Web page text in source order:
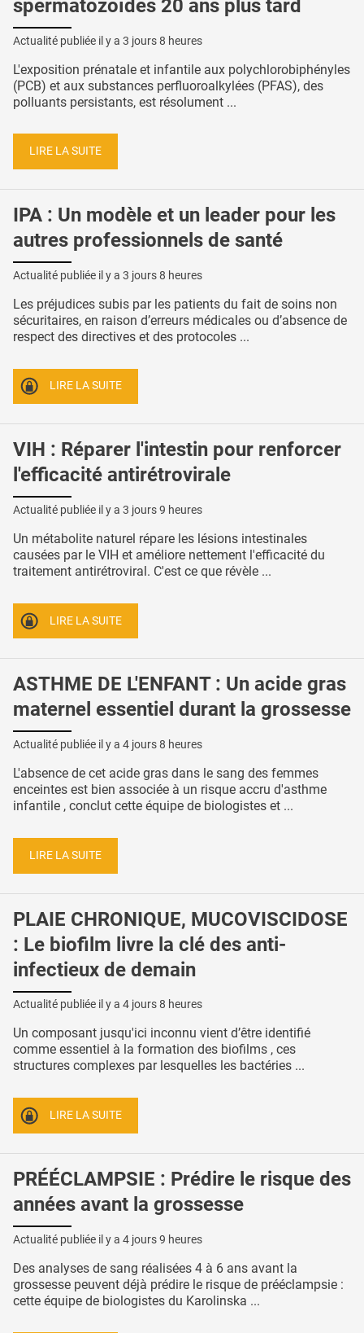
spermatozoïdes 20 ans plus tard
Actualité publiée il y a 3 jours 8 heures
L'exposition prénatale et infantile aux polychlorobiphényles
(PCB) et aux substances perfluoroalkylées (PFAS), des
polluants persistants, est résolument ...
LIRE LA SUITE
IPA : Un modèle et un leader pour les
autres professionnels de santé
Actualité publiée il y a 3 jours 8 heures
Les préjudices subis par les patients du fait de soins non
sécuritaires, en raison d’erreurs médicales ou d’absence de
respect des directives et des protocoles ...
LIRE LA SUITE
VIH : Réparer l'intestin pour renforcer
l'efficacité antirétrovirale
Actualité publiée il y a 3 jours 9 heures
Un métabolite naturel répare les lésions intestinales
causées par le VIH et améliore nettement l'efficacité du
traitement antirétroviral. C'est ce que révèle ...
LIRE LA SUITE
ASTHME DE L'ENFANT : Un acide gras
maternel essentiel durant la grossesse
Actualité publiée il y a 4 jours 8 heures
L'absence de cet acide gras dans le sang des femmes
enceintes est bien associée à un risque accru d'asthme
infantile , conclut cette équipe de biologistes et ...
LIRE LA SUITE
PLAIE CHRONIQUE, MUCOVISCIDOSE
: Le biofilm livre la clé des anti-
infectieux de demain
Actualité publiée il y a 4 jours 8 heures
Un composant jusqu'ici inconnu vient d’être identifié
comme essentiel à la formation des biofilms , ces
structures complexes par lesquelles les bactéries ...
LIRE LA SUITE
PRÉÉCLAMPSIE : Prédire le risque des
années avant la grossesse
Actualité publiée il y a 4 jours 9 heures
Des analyses de sang réalisées 4 à 6 ans avant la
grossesse peuvent déjà prédire le risque de prééclampsie :
cette équipe de biologistes du Karolinska ...